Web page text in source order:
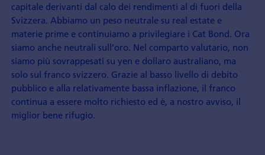
capitale derivanti dal calo dei rendimenti al di fuori della
Svizzera. Abbiamo un peso neutrale su real estate e
materie prime e continuiamo a privilegiare i Cat Bond. Ora
siamo anche neutrali sull’oro. Nel comparto valutario, non
siamo più sovrappesati su yen e dollaro australiano, ma
solo sul franco svizzero. Grazie al basso livello di debito
pubblico e alla relativamente bassa inflazione, il franco
continua a essere molto richiesto ed è, a nostro avviso, il
miglior bene rifugio.